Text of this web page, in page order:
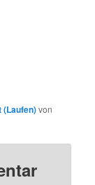
(Laufen)von